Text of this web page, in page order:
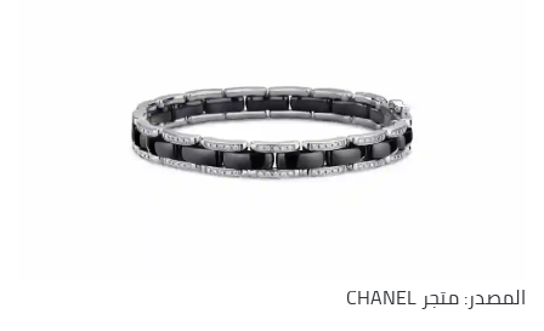
المصدر: متجر CHANEL